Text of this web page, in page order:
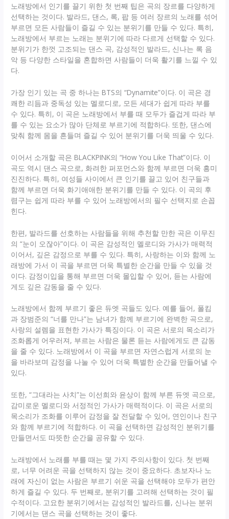
노래방에서 인기를 끌기 위한 첫 번째 팁은 곡의 장르를 다양하게
선택하는 것이다. 발라드, 댄스, 록, 팝 등 여러 장르의 노래를 섞어
부르면 모든 사람들이 즐길 수 있는 분위기를 만들 수 있다. 특히,
노래방에서 부르는 노래는 분위기에 따라 다르게 선택할 수 있다.
분위기가 한껏 고조되는 댄스 곡, 감성적인 발라드, 신나는 록 음
악 등 다양한 스타일을 혼합하면 사람들이 더욱 활기를 느낄 수 있
다.
가장 인기 있는 곡 중 하나는 BTS의 “Dynamite”이다. 이 곡은 경
쾌한 리듬과 중독성 있는 멜로디로, 모든 세대가 쉽게 따라 부를
수 있다. 특히, 이 곡은 노래방에서 부를 때 모두가 즐겁게 따라 부
를 수 있는 요소가 많아 단체로 부르기에 적합하다. 또한, 댄스에
맞춰 함께 몸을 흔들며 즐길 수 있어 분위기를 더욱 띄울 수 있다.
이어서 소개할 곡은 BLACKPINK의 “How You Like That”이다. 이
곡도 역시 댄스 곡으로, 화려한 퍼포먼스와 함께 부르면 더욱 흥미
진진하다. 특히, 여성들 사이에서 큰 인기를 끌고 있어 친구들과
함께 부르면 더욱 화기애애한 분위기를 만들 수 있다. 이 곡의 후
렴구는 쉽게 따라 부를 수 있어 노래방에서의 필수 선택지로 손꼽
힌다.
한편, 발라드를 선호하는 사람들을 위해 추천할 만한 곡은 이무진
의 “눈이 오잖아”이다. 이 곡은 감성적인 멜로디와 가사가 매력적
이어서, 깊은 감정으로 부를 수 있다. 특히, 사랑하는 이와 함께 노
래방에 가서 이 곡을 부르면 더욱 특별한 순간을 만들 수 있을 것
이다. 감정이입을 통해 부르면 더욱 몰입할 수 있어, 듣는 사람에
게도 깊은 감동을 줄 수 있다.
노래방에서 함께 부르기 좋은 듀엣 곡들도 있다. 예를 들어, 폴킴
과 장범준의 “너를 만나”는 남녀가 함께 부르기에 완벽한 곡으로,
사랑의 설렘을 표현한 가사가 특징이다. 이 곡은 서로의 목소리가
조화롭게 어우러져, 부르는 사람은 물론 듣는 사람에게도 큰 감동
을 줄 수 있다. 노래방에서 이 곡을 부르면 자연스럽게 서로의 눈
을 바라보며 감정을 나눌 수 있어 더욱 특별한 순간을 만들어낼 수
있다.
또한, “그대라는 사치”는 이선희와 윤상이 함께 부른 듀엣 곡으로,
감미로운 멜로디와 서정적인 가사가 매력적이다. 이 곡은 서로의
목소리가 조화를 이루어 감정을 잘 전달할 수 있어, 연인이나 친구
와 함께 부르기에 적합하다. 이 곡을 선택하면 감성적인 분위기를
만들면서도 따뜻한 순간을 공유할 수 있다.
노래방에서 노래를 부를 때는 몇 가지 주의사항이 있다. 첫 번째
로, 너무 어려운 곡을 선택하지 않는 것이 중요하다. 초보자나 노
래에 자신이 없는 사람은 부르기 쉬운 곡을 선택해야 모두가 편안
하게 즐길 수 있다. 두 번째로, 분위기를 고려해 선택하는 것이 필
수적이다. 고요한 분위기에서는 감성적인 발라드를, 신나는 분위
기에서는 댄스 곡을 선택하는 것이 좋다.